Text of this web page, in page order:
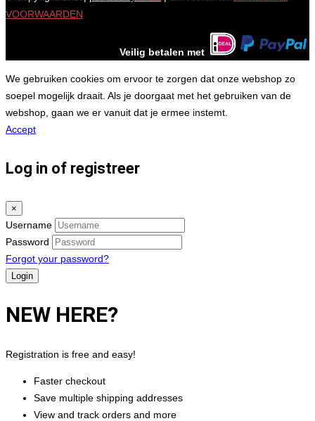
VOORWAARDEN
Veilig betalen met
We gebruiken cookies om ervoor te zorgen dat onze webshop zo
soepel mogelijk draait. Als je doorgaat met het gebruiken van de
webshop, gaan we er vanuit dat je ermee instemt.
Accept
Log in of registreer
×
Username
Password
Forgot your password?
NEW HERE?
Registration is free and easy!
Faster checkout
Save multiple shipping addresses
View and track orders and more